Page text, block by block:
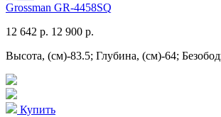
Grossman GR-4458SQ
12 642 р. 12 900 р.
Высота, (см)-83.5; Глубина, (см)-64;
Купить